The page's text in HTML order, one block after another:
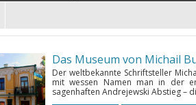
Das Museum von Michail
Der weltbekannte Schriftsteller
mit wessen Namen man in der
sagenhaften Andrejewski Abstieg –